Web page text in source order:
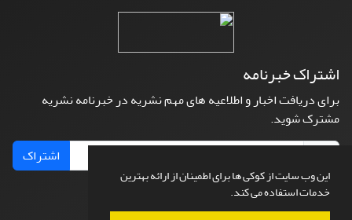
این وب سایت از کوکی ها برای اطمینان از ارائه بهترین
خدمات استفاده می کند.
اشتراک خبرنامه
برای دریافت اخبار و اطلاعیه های مهم نشریه در خبرنامه نشریه
مشترک شوید.
اشتراک